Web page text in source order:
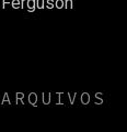
ARQUIVOS